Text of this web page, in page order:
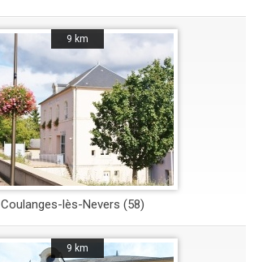
9 km
Coulanges-lès-Nevers (58)
9 km